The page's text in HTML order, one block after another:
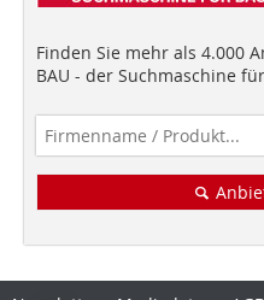
Finden Sie mehr als 4.000
BAU - der Suchmaschine